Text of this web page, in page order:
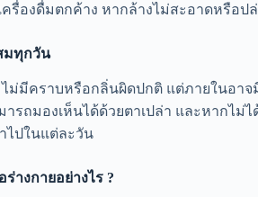
รื่องดื่มตกค้าง หากล้างไม่สะอาดหรือป
มทุกวัน
ม่มีคราบหรือกลิ่นผิดปกติ แต่ภายในอา
รถมองเห็นได้ด้วยตาเปล่า และหากไม่
ไปในแต่ละวัน
ร่างกายอย่างไร ?